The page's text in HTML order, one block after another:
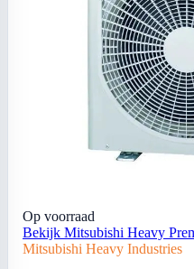
Op voorraad
Bekijk Mitsubishi Heavy
Mitsubishi Heavy Industries